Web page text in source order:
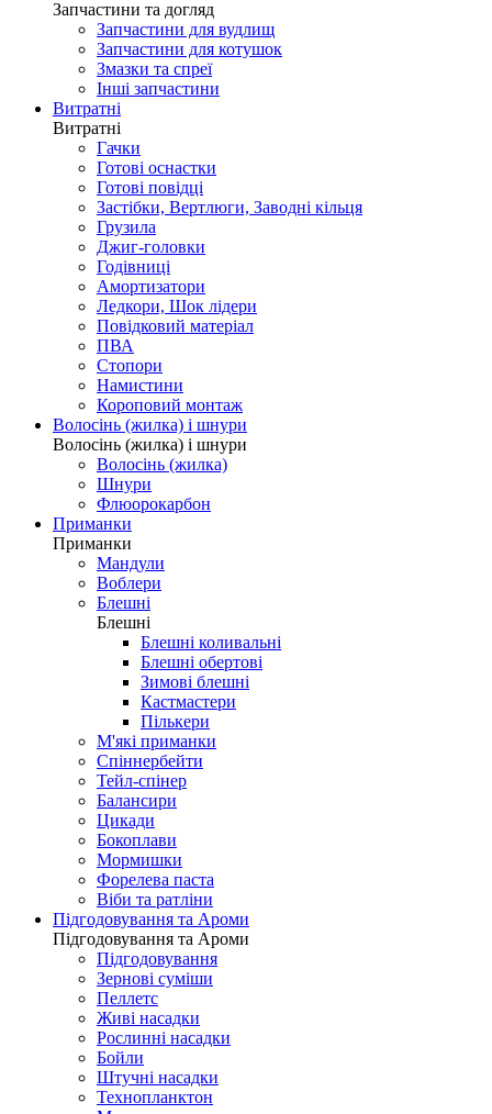
Запчастини та догляд
Запчастини для вудлищ
Запчастини для котушок
Змазки та спреї
Інші запчастини
Витратні
Витратні
Гачки
Готові оснастки
Готові повідці
Застібки, Вертлюги, Заводні кільця
Грузила
Джиг-головки
Годівниці
Амортизатори
Ледкори, Шок лідери
Повідковий матеріал
ПВА
Стопори
Намистини
Короповий монтаж
Волосінь (жилка) і шнури
Волосінь (жилка) і шнури
Волосінь (жилка)
Шнури
Флюорокарбон
Приманки
Приманки
Мандули
Воблери
Блешні
Блешні
Блешні коливальні
Блешні обертові
Зимові блешні
Кастмастери
Пількери
М'які приманки
Спіннербейти
Тейл-спінер
Балансири
Цикади
Бокоплави
Мормишки
Форелева паста
Віби та ратліни
Підгодовування та Ароми
Підгодовування та Ароми
Підгодовування
Зернові суміши
Пеллетс
Живі насадки
Рослинні насадки
Бойли
Штучні насадки
Технопланктон